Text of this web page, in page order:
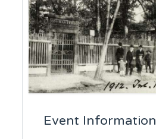
Event Information